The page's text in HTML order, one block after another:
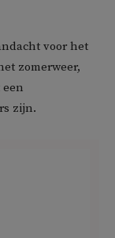
voor het
zomerweer,
zijn.